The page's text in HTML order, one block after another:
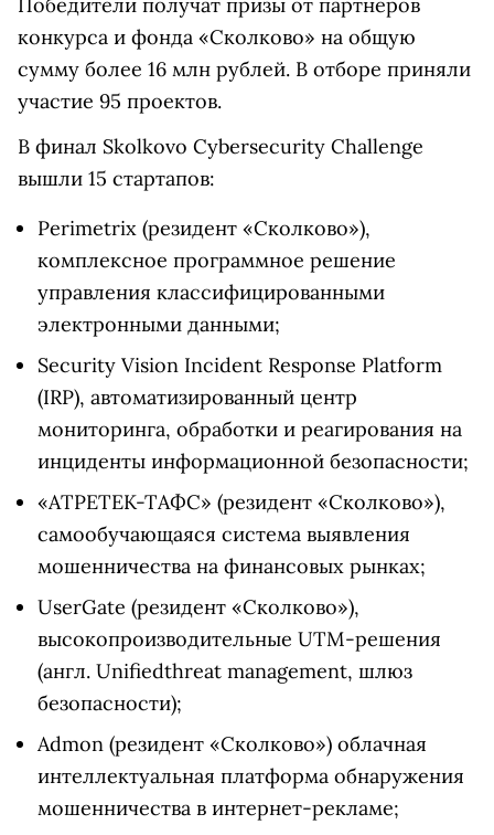
конкурса и фонда «Сколково» на общую
сумму более 16 млн рублей. В отборе приняли
участие 95 проектов.
В финал Skolkovo Cybersecurity Challenge
вышли 15 стартапов:
Perimetrix (резидент «Сколково»),
комплексное программное решение
управления классифицированными
электронными данными;
Security Vision Incident Response Platform
(IRP), автоматизированный центр
мониторинга, обработки и реагирования на
инциденты информационной безопасности;
«АТРЕТЕК-ТАФС» (резидент «Сколково»),
самообучающаяся система выявления
мошенничества на финансовых рынках;
UserGate (резидент «Сколково»),
высокопроизводительные UTM-решения
(англ. Unifiedthreat management, шлюз
безопасности);
Admon (резидент «Сколково») облачная
интеллектуальная платформа обнаружения
мошенничества в интернет-рекламе;